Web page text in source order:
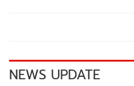
k k
NEWS UPDATE